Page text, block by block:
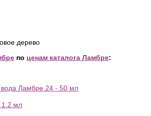
дерево
по ценам каталога Ламбре:
Ламбре 24 - 50 мл
1.2 мл